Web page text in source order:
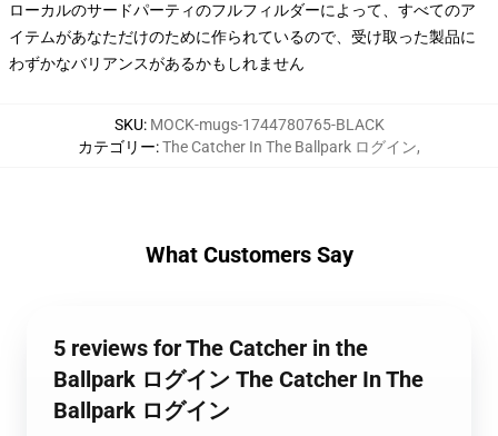
ローカルのサードパーティのフルフィルダーによって、すべてのア
イテムがあなただけのために作られているので、受け取った製品に
わずかなバリアンスがあるかもしれません
SKU: MOCK-mugs-1744780765-BLACK
カテゴリー:The Catcher In The Ballpark ログイン,
What Customers Say
5 reviews for The Catcher in the
Ballpark ログイン The Catcher In The
Ballpark ログイン